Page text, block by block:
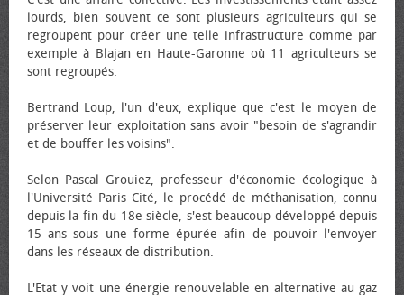
lourds, bien souvent ce sont plusieurs agriculteurs qui se
regroupent pour créer une telle infrastructure comme par
exemple à Blajan en Haute-Garonne où 11 agriculteurs se
sont regroupés.
Bertrand Loup, l'un d'eux, explique que c'est le moyen de
préserver leur exploitation sans avoir "besoin de s'agrandir
et de bouffer les voisins".
Selon Pascal Grouiez, professeur d'économie écologique à
l'Université Paris Cité, le procédé de méthanisation, connu
depuis la fin du 18e siècle, s'est beaucoup développé depuis
15 ans sous une forme épurée afin de pouvoir l'envoyer
dans les réseaux de distribution.
L'Etat y voit une énergie renouvelable en alternative au gaz